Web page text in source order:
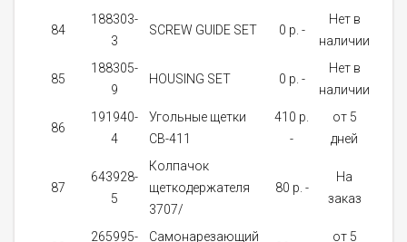
84
188303-
3
SCREW GUIDE SET 0 p. -
Нет в
наличии
85
188305-
9
HOUSING SET 0 p. -
Нет в
наличии
86
191940-
4
Угольные щетки
CB-411
410 p.
-
от 5
дней
87
643928-
5
Колпачок
щеткодержателя
3707/
80 p. -
На
заказ
265995-
Самонарезающий
от 5